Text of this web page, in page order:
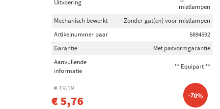
Uitvoering
mistlampen
Mechanisch bewerkt
Zonder gat(en) voor mistlampen
Artikelnummer paar
5894592
Garantie
Met pasvormgarantie
Aanvullende
informatie
** Equipart **
€ 19,19
€ 5,76 -70%